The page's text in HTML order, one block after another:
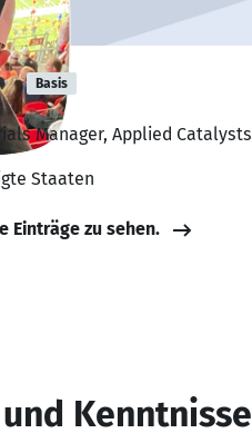
Basis
Manager, Applied Catalysts
Staaten
Einträge zu sehen.
Kenntnisse